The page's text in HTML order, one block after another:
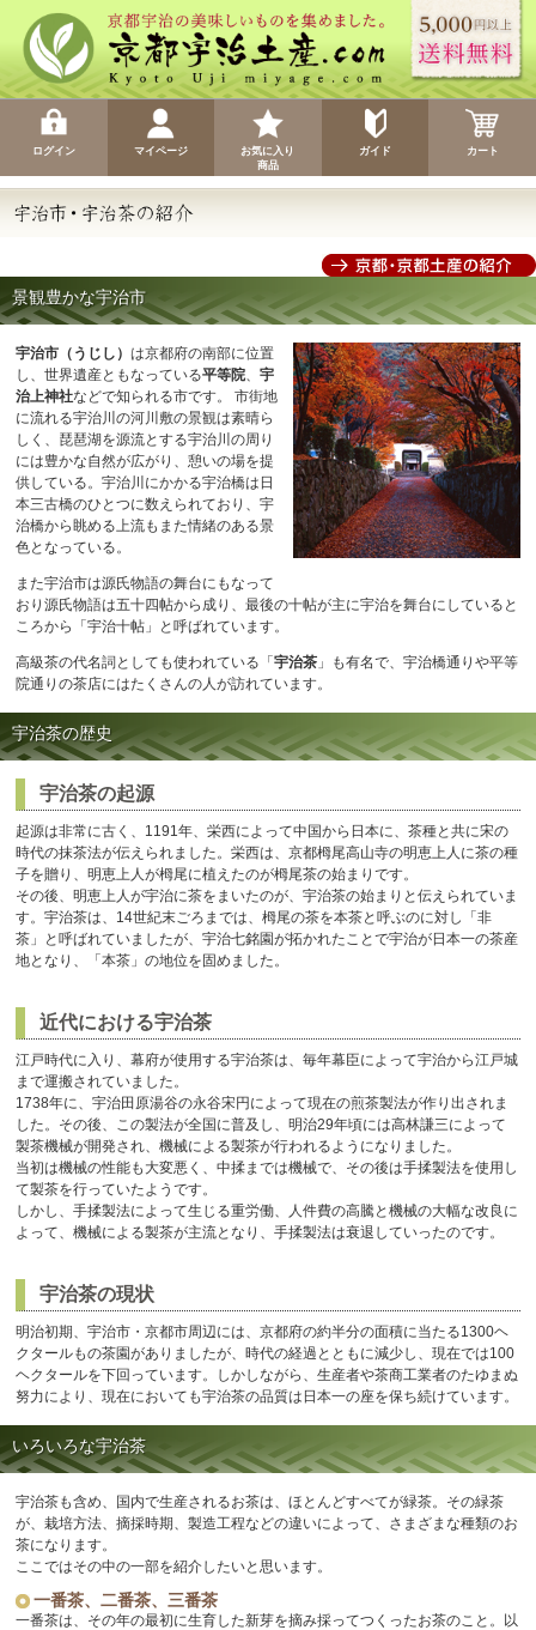
ログイン マイページ
お気に入り
商品
ガイド カート
景観豊かな宇治市
宇治市（うじし）は京都府の南部に位置
し、世界遺産ともなっている平等院 、宇
治上神社などで知られる市です。 市街地
に流れる宇治川の河川敷の景観は素晴ら
しく、琵琶湖を源流とする宇治川の周り
には豊かな自然が広がり、憩いの場を提
供している。宇治川にかかる宇治橋は日
本三古橋のひとつに数えられており、宇
治橋から眺める上流もまた情緒のある景
色となっている。
また宇治市は源氏物語の舞台にもなって
おり源氏物語は五十四帖から成り、最後の十帖が主に宇治を舞台にしていると
ころから「宇治十帖」と呼ばれています。
高級茶の代名詞としても使われている「宇治茶 」も有名で、宇治橋通りや平等
院通りの茶店にはたくさんの人が訪れています。
宇治茶の歴史
宇治茶の起源
起源は非常に古く、1191年、栄西によって中国から日本に、茶種と共に宋の
時代の抹茶法が伝えられました。栄西は、京都栂尾高山寺の明恵上人に茶の種
子を贈り、明恵上人が栂尾に植えたのが栂尾茶の始まりです。
その後、明恵上人が宇治に茶をまいたのが、宇治茶の始まりと伝えられていま
す。宇治茶は、14世紀末ごろまでは、栂尾の茶を本茶と呼ぶのに対し「非
茶」と呼ばれていましたが、宇治七銘園が拓かれたことで宇治が日本一の茶産
地となり、「本茶」の地位を固めました。
近代における宇治茶
江戸時代に入り、幕府が使用する宇治茶は、毎年幕臣によって宇治から江戸城
まで運搬されていました。
1738年に、宇治田原湯谷の永谷宋円によって現在の煎茶製法が作り出されま
した。その後、この製法が全国に普及し、明治29年頃には高林謙三によって
製茶機械が開発され、機械による製茶が行われるようになりました。
当初は機械の性能も大変悪く、中揉までは機械で、その後は手揉製法を使用し
て製茶を行っていたようです。
しかし、手揉製法によって生じる重労働、人件費の高騰と機械の大幅な改良に
よって、機械による製茶が主流となり、手揉製法は衰退していったのです。
宇治茶の現状
明治初期、宇治市・京都市周辺には、京都府の約半分の面積に当たる1300ヘ
クタールもの茶園がありましたが、時代の経過とともに減少し、現在では100
ヘクタールを下回っています。しかしながら、生産者や茶商工業者のたゆまぬ
努力により、現在においても宇治茶の品質は日本一の座を保ち続けています。
いろいろな宇治茶
宇治茶も含め、国内で生産されるお茶は、ほとんどすべてが緑茶。その緑茶
が、栽培方法、摘採時期、製造工程などの違いによって、さまざまな種類のお
茶になります。
ここではその中の一部を紹介したいと思います。
一番茶、二番茶、三番茶
一番茶は、その年の最初に生育した新芽を摘み採ってつくったお茶のこと。以